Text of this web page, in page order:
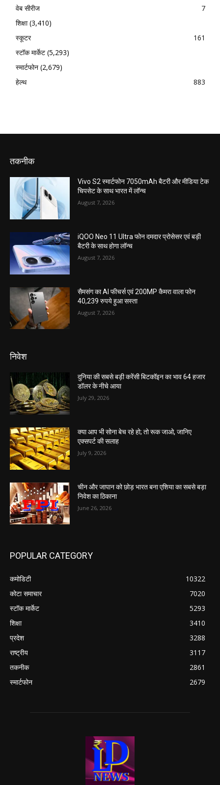
वेब सीरीज
7
शिक्षा(3,410)
स्कूटर
161
स्टॉक मार्केट (5,293)
स्मार्टफोन (2,679)
हेल्थ
883
तकनीक
Vivo S2 स्मार्टफोन 7050mAh बैटरी और मीडिया टेक
चिपसेट के साथ भारत में लॉन्च
August 7, 2026
iQOO Neo 11 Ultra फोन दमदार प्रोसेसर एवं बड़ी
बैटरी के साथ होगा लॉन्च
August 7, 2026
सैमसंग का AI फीचर्स एवं 200MP कैमरा वाला फोन
40,239 रुपये हुआ सस्ता
August 7, 2026
निवेश
दुनिया की सबसे बड़ी करेंसी बिटकॉइन का भाव 64 हजार
डॉलर के नीचे आया
July 29, 2026
क्या आप भी सोना बेच रहे हो; तो रूक जाओ, जानिए
एक्सपर्ट की सलाह
July 9, 2026
चीन और जापान को छोड़ भारत बना एशिया का सबसे बड़ा
निवेश का ठिकाना
June 26, 2026
POPULAR CATEGORY
कमोडिटी
10322
कोटा समाचार
7020
स्टॉक मार्केट
5293
शिक्षा
3410
प्रदेश
3288
राष्ट्रीय
3117
तकनीक
2861
स्मार्टफोन
2679